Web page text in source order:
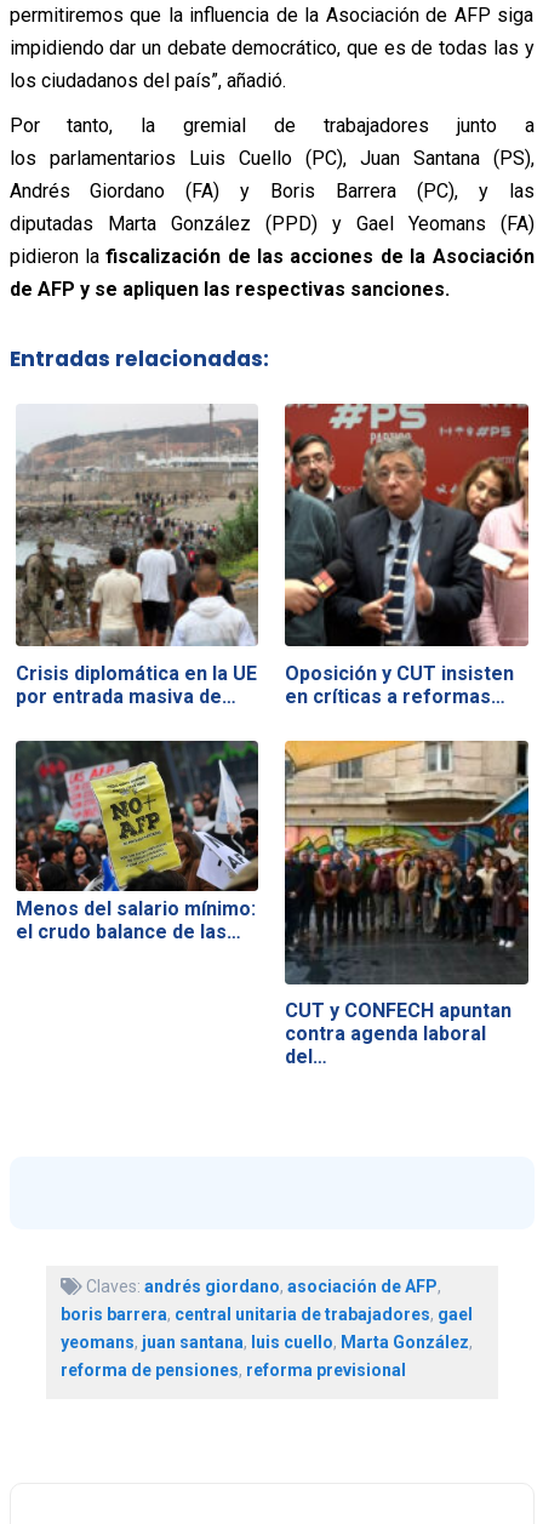
permitiremos que la influencia de la Asociación de AFP siga
impidiendo dar un debate democrático, que es de todas las y
los ciudadanos del país”, añadió.
Por tanto, la gremial de trabajadores junto a
los parlamentarios Luis Cuello (PC), Juan Santana (PS),
Andrés Giordano (FA) y Boris Barrera (PC), y las
diputadas Marta González (PPD) y Gael Yeomans (FA)
pidieron lafiscalización de las acciones de la Asociación
de AFP y se apliquen las respectivas sanciones.
Entradas relacionadas:
Crisis diplomática en la UE
por entrada masiva de…
Oposición y CUT insisten
en críticas a reformas…
Menos del salario mínimo:
el crudo balance de las…
CUT y CONFECH apuntan
contra agenda laboral
del…
Claves: andrés giordano, asociación de AFP,
boris barrera, central unitaria de trabajadores, gael
yeomans, juan santana, luis cuello, Marta González,
reforma de pensiones, reforma previsional